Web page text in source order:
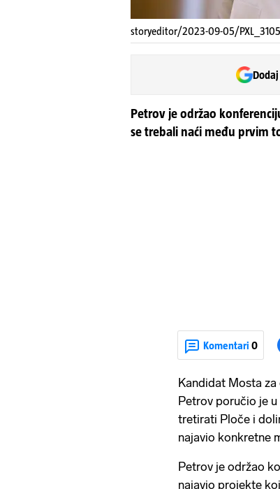
storyeditor/2023-09-05/
Petrov je održao
se trebali naći među prvim
Komentari 0
Kandidat Mosta
Petrov poručio je
tretirati Ploče i
najavio konkretne
Petrov je održao
najavio projekte